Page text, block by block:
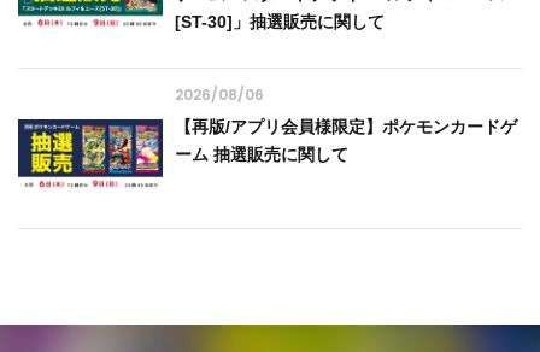
[ST-30]」抽選販売に関して
2026/08/06
【再版/アプリ会員様限定】ポケモンカードゲ
ーム 抽選販売に関して